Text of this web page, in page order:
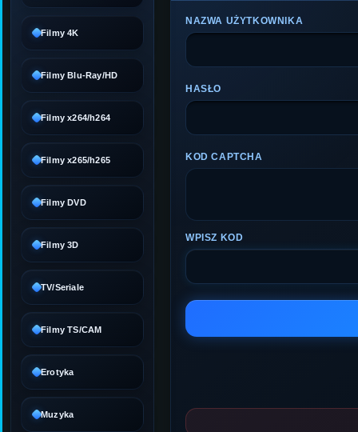
Filmy 4K
Filmy Blu-Ray/HD
Filmy x264/h264
Filmy x265/h265
Filmy DVD
Filmy 3D
TV/Seriale
Filmy TS/CAM
Erotyka
Muzyka
NAZWA UŻYTKOWNIKA
HASŁO
KOD CAPTCHA
WPISZ KOD